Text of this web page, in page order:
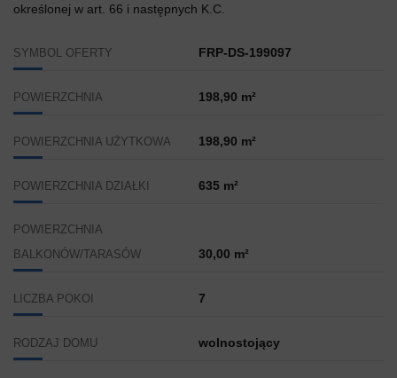
określonej w art. 66 i następnych K.C.
SYMBOL OFERTY FRP-DS-199097
POWIERZCHNIA 198,90 m²
POWIERZCHNIA UŻYTKOWA 198,90 m²
POWIERZCHNIA DZIAŁKI 635 m²
POWIERZCHNIA
BALKONÓW/TARASÓW
30,00 m²
LICZBA POKOI 7
RODZAJ DOMU wolnostojący